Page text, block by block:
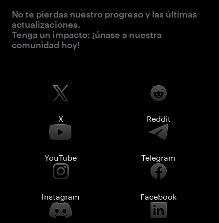
No te pierdas nuestro progreso y las últimas
actualizaciones.
Tenga un impacto: ¡únase a nuestra
comunidad hoy!
X Reddit
YouTube Telegram
Instagram Facebook